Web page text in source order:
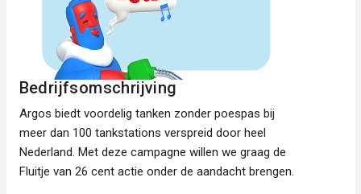
Bedrijfsomschrijving
Argos biedt voordelig tanken zonder poespas bij
meer dan 100 tankstations verspreid door heel
Nederland. Met deze campagne willen we graag de
Fluitje van 26 cent actie onder de aandacht brengen.